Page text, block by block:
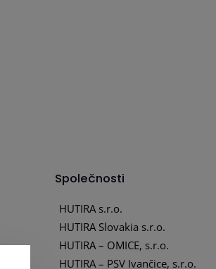
Společnosti
HUTIRA s.r.o.
HUTIRA Slovakia s.r.o.
HUTIRA – OMICE, s.r.o.
HUTIRA – PSV Ivančice, s.r.o.